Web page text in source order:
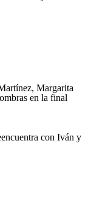
Margarita
en la final
con Iván y